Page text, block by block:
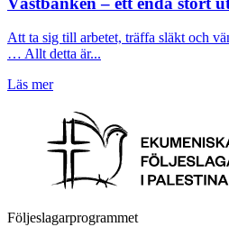
Att ta sig till arbetet, träffa släkt och
… Allt detta är...
Läs mer
Följeslagarprogrammet